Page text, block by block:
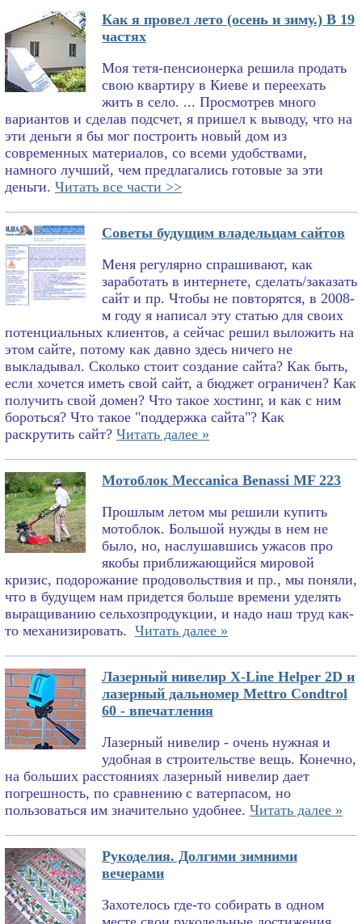
Как я провел лето (осень и зиму.) В 19
частях
Моя тетя-пенсионерка решила продать
свою квартиру в Киеве и переехать
жить в село. ... Просмотрев много
вариантов и сделав подсчет, я пришел к выводу, что на
эти деньги я бы мог построить новый дом из
современных материалов, со всеми удобствами,
намного лучший, чем предлагались готовые за эти
деньги. Читать все части >>
Советы будущим владельцам сайтов
Меня регулярно спрашивают, как
заработать в интернете, сделать/заказать
сайт и пр. Чтобы не повторятся, в 2008-
м году я написал эту статью для своих
потенциальных клиентов, а сейчас решил выложить на
этом сайте, потому как давно здесь ничего не
выкладывал. Сколько стоит создание сайта? Как быть,
если хочется иметь свой сайт, а бюджет ограничен? Как
получить свой домен? Что такое хостинг, и как с ним
бороться? Что такое "поддержка сайта"? Как
раскрутить сайт? Читать далее »
Мотоблок Meccanica Benassi MF 223
Прошлым летом мы решили купить
мотоблок. Большой нужды в нем не
было, но, наслушавшись ужасов про
якобы приближающийся мировой
кризис, подорожание продовольствия и пр., мы поняли,
что в будущем нам придется больше времени уделять
выращиванию сельхозпродукции, и надо наш труд как-
то механизировать. Читать далее »
Лазерный нивелир X-Line Helper 2D и
лазерный дальномер Mettro Condtrol
60 - впечатления
Лазерный нивелир - очень нужная и
удобная в строительстве вещь. Конечно,
на больших расстояниях лазерный нивелир дает
погрешность, по сравнению с ватерпасом, но
пользоваться им значительно удобнее. Читать далее »
Рукоделия. Долгими зимними
вечерами
Захотелось где-то собирать в одном